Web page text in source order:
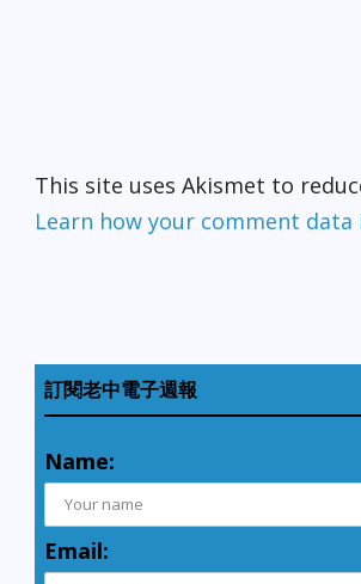
This site uses Akismet to
Learn how your comment data
訂閱老中電子週報
Name:
Email: